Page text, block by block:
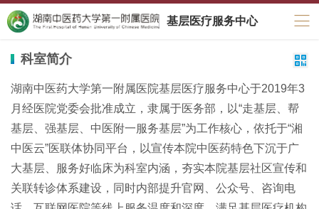
基层医疗服务中心
科室简介 
湖南中医药大学第一附属医院基层医疗服务中心于2019年3
月经医院党委会批准成立，隶属于医务部，以“走基层、帮
基层、强基层、中医附一服务基层”为工作核心，依托于“湘
中医云”医联体协同平台，以宣传本院中医药特色下沉于广
大基层、服务好临床为科室内涵，夯实本院基层社区宣传和
关联转诊体系建设，同时内部提升官网、公众号、咨询电